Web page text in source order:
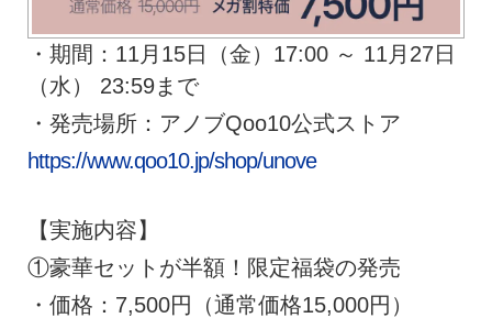
・期間：11月15日（金）17:00 ～ 11月27日
（水） 23:59まで
・発売場所：アノブQoo10公式ストア
https://www.qoo10.jp/shop/unove
【実施内容】
①豪華セットが半額！限定福袋の発売
・価格：7,500円（通常価格15,000円）